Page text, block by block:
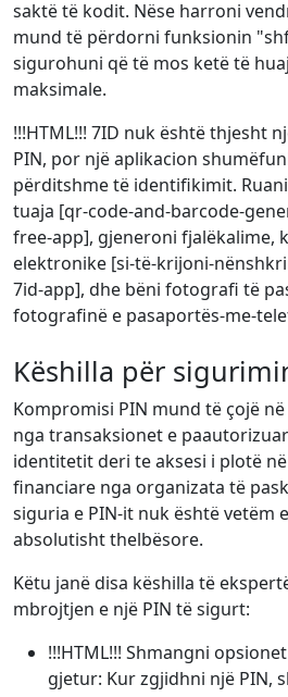
saktë të kodit. Nëse harroni
mund të përdorni funksionin
sigurohuni që të mos ketë të
maksimale.
!!!HTML!!! 7ID nuk është thjesht
PIN, por një aplikacion
përditshme të identifikimit.
tuaja [qr-code-and-barcode-
free-app], gjeneroni fjalëkalime,
elektronike [si-të-krijoni-
7id-app], dhe bëni fotografi të
fotografinë e pasaportës-me-
Këshilla për
Kompromisi PIN mund të çojë
nga transaksionet e
identitetit deri te aksesi i plotë
financiare nga organizata të
siguria e PIN-it nuk është vetëm
absolutisht thelbësore.
Këtu janë disa këshilla të
mbrojtjen e një PIN të sigurt:
!!!HTML!!! Shmangni
gjetur: Kur zgjidhni një PIN,